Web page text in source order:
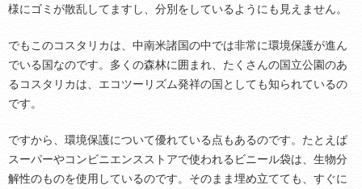
様にゴミが散乱してますし、分別をしているようにも見えません。
でもこのコスタリカは、中南米諸国の中では非常に環境保護が進ん
でいる国なのです。多くの森林に囲まれ、たくさんの国立公園のあ
るコスタリカは、エコツーリズム発祥の国としても知られているの
です。
ですから、環境保護について優れている点もあるのです。たとえば
スーパーやコンビニエンスストアで使われるビニール袋は、生物分
解性のものを使用しているのです。そのまま埋め立てても、すぐに